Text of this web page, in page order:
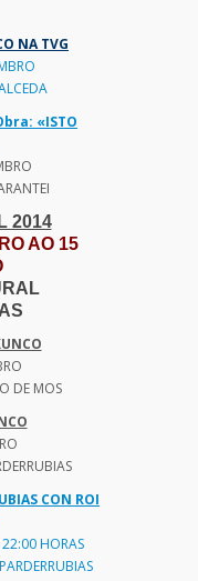
NA TVG
«ISTO
2014
AO 15
DE MOS
CON ROI
22:00 HORAS